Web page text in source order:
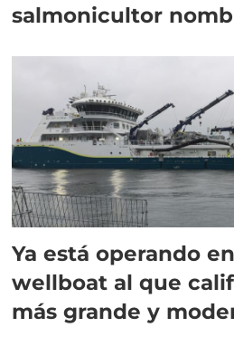
salmonicultor
Ya está operando
wellboat al que
más grande y